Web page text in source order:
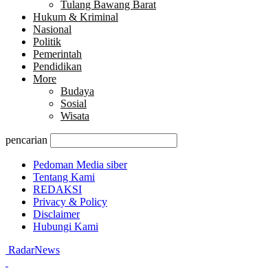
Tulang Bawang Barat
Hukum & Kriminal
Nasional
Politik
Pemerintah
Pendidikan
More
Budaya
Sosial
Wisata
pencarian
Pedoman Media siber
Tentang Kami
REDAKSI
Privacy & Policy
Disclaimer
Hubungi Kami
RadarNews